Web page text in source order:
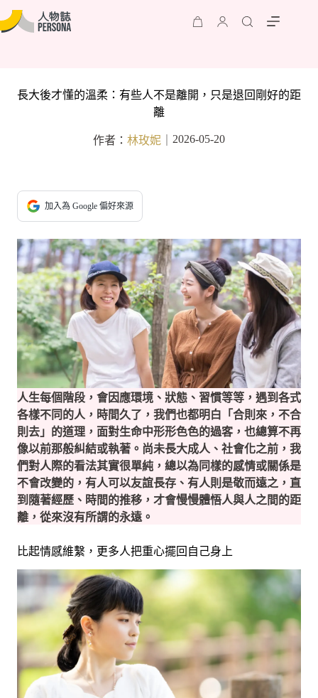
長大後才懂的溫柔：有些人不是離開，只是退回剛好的距
離
作者： 林玫妮 2026-05-20
加入為 Google 偏好來源
人生每個階段，會因應環境、狀態、習慣等等，遇到各式
各樣不同的人，時間久了，我們也都明白「合則來，不合
則去」的道理，面對生命中形形色色的過客，也總算不再
像以前那般糾結或執著。 尚未長大成人、社會化之前，我
們對人際的看法其實很單純，總以為同樣的感情或關係是
不會改變的，有人可以友誼長存、有人則是敬而遠之，直
到隨著經歷、時間的推移，才會慢慢體悟人與人之間的距
離，從來沒有所謂的永遠。
比起情感維繫，更多人把重心擺回自己身上